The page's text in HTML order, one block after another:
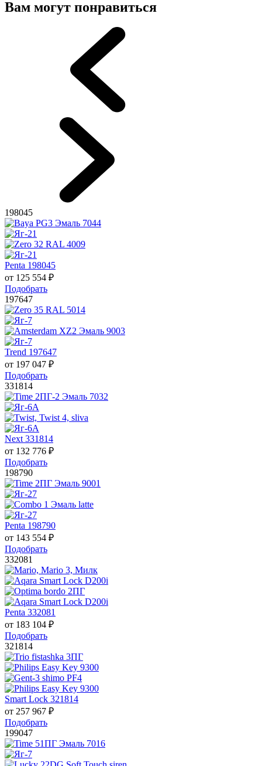
Вам могут понравиться
198045
Penta 198045
от 125 554 ₽
Подобрать
197647
Trend 197647
от 197 047 ₽
Подобрать
331814
Next 331814
от 132 776 ₽
Подобрать
198790
Penta 198790
от 143 554 ₽
Подобрать
332081
Penta 332081
от 183 104 ₽
Подобрать
321814
Smart Lock 321814
от 257 967 ₽
Подобрать
199047